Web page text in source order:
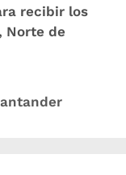
recibir los
Norte de